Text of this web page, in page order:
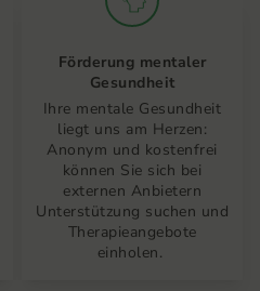
Förderung mentaler
Gesundheit
Ihre mentale Gesundheit
liegt uns am Herzen:
Anonym und kostenfrei
können Sie sich bei
externen Anbietern
Unterstützung suchen und
Therapieangebote
einholen.